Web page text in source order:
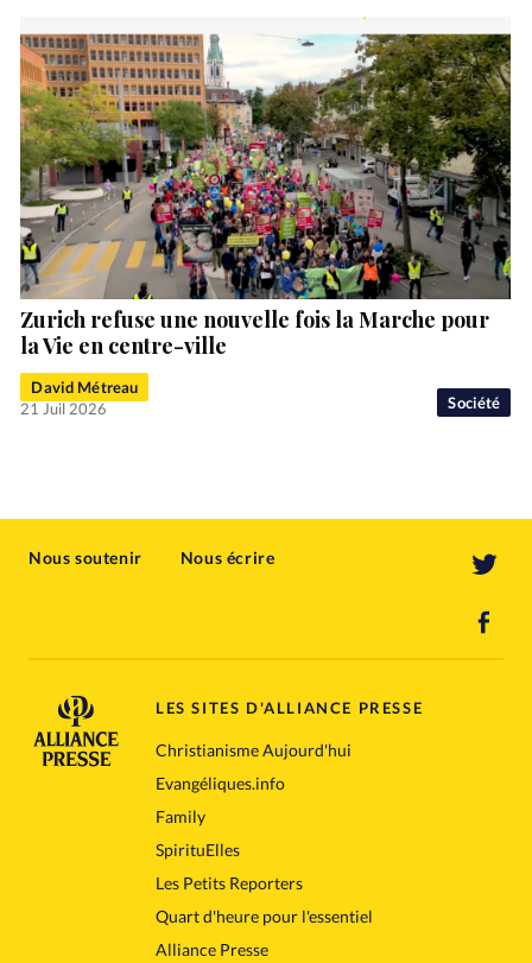
Société
Zurich refuse une nouvelle fois la Marche pour
la Vie en centre-ville
David Métreau
21 Juil 2026
Nous soutenir Nous écrire
LES SITES D'ALLIANCE PRESSE
Christianisme Aujourd'hui
Evangéliques.info
Family
SpirituElles
Les Petits Reporters
Quart d'heure pour l'essentiel
Alliance Presse